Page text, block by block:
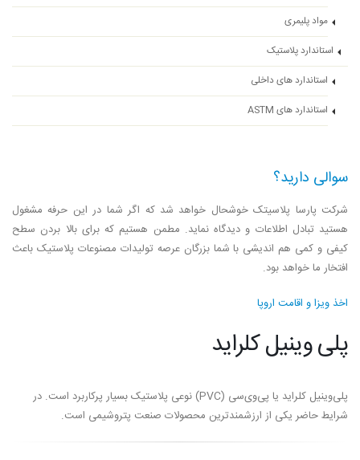
مواد پلیمری
استاندارد پلاستیک
استاندارد های داخلی
استاندارد های ASTM
سوالی دارید؟
شرکت پارسا پلاسیتک خوشحال خواهد شد که اگر شما در این حرفه مشغول
هستید تبادل اطلاعات و دیدگاه نماید. مطمن هستیم که برای بالا بردن سطح
کیفی و کمی هم اندیشی با شما بزرگان عرصه تولیدات مصنوعات پلاستیک باعث
افتخار ما خواهد بود.
اخذ ویزا و اقامت اروپا
پلی وینیل کلراید
پلی‌وینیل کلراید یا پی‌وی‌سی (PVC) نوعی پلاستیک بسیار پرکاربرد است. در
شرایط حاضر یکی از ارزشمندترین محصولات صنعت پتروشیمی است.